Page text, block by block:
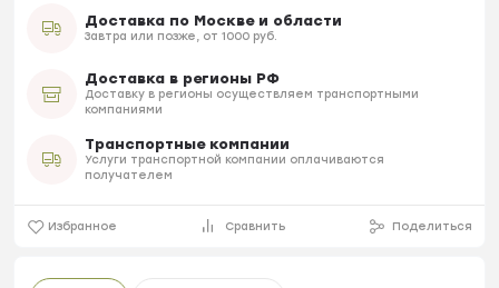
Доставка по Москве и области
Завтра или позже, от 1000 руб.
Доставка в регионы РФ
Доставку в регионы осуществляем транспортными
компаниями
Транспортные компании
Услуги транспортной компании оплачиваются
получателем
Избранное Сравнить Поделиться